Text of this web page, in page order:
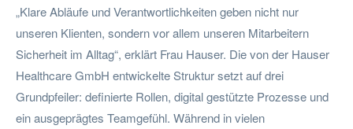
„Klare Abläufe und Verantwortlichkeiten geben nicht nur
unseren Klienten, sondern vor allem unseren Mitarbeitern
Sicherheit im Alltag“, erklärt Frau Hauser. Die von der Hauser
Healthcare GmbH entwickelte Struktur setzt auf drei
Grundpfeiler: definierte Rollen, digital gestützte Prozesse und
ein ausgeprägtes Teamgefühl. Während in vielen